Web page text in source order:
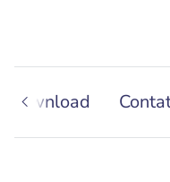
Download